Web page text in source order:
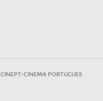
CINEPT-CINEMA PORTUGUES